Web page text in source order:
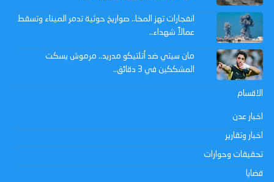
انفجارات تهز المخا.. صواريخ حوثية تدمر الميناء وتسقط
عمالاً شهداء..
مان سيتي ضد أتلتيكو مدريد.. مرموش يسكت
المشككين في 3 دقائق..
الاقسام
اخبار عدن
اخبار وتقارير
تحقيقات وحوارات
قضايا